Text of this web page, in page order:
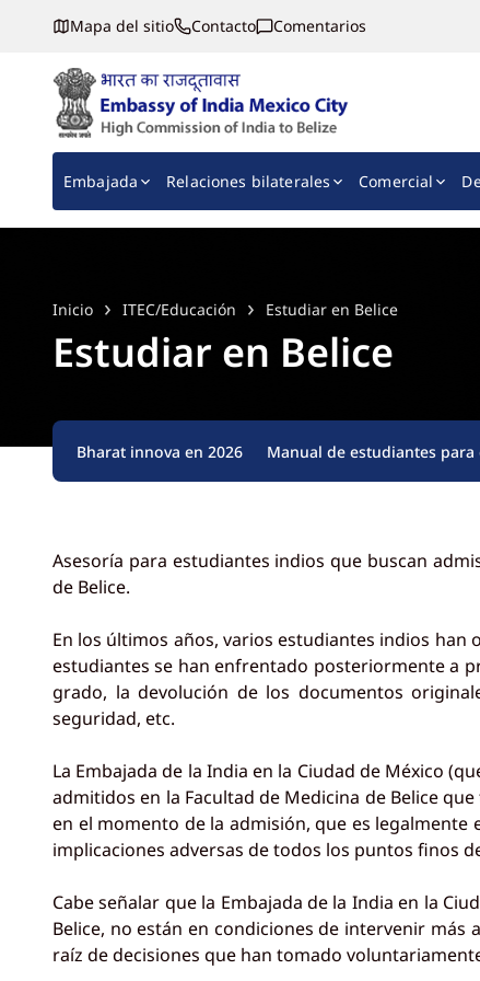
Mapa del sitio Contacto Comentarios
Embassy of India, Mexico
Main navigation
Embajada Relaciones bilaterales Comercial
Inicio ITEC/Educación Estudiar en Belice
Estudiar en Belice
Bharat innova en 2026 Manual de estudiantes
Asesoría para estudiantes indios que buscan
de Belice.
En los últimos años, varios estudiantes indios han
estudiantes se han enfrentado posteriormente a
grado, la devolución de los documentos
seguridad, etc.
La Embajada de la India en la Ciudad de México
admitidos en la Facultad de Medicina de Belice
en el momento de la admisión, que es
implicaciones adversas de todos los puntos finos
Cabe señalar que la Embajada de la India en la
Belice, no están en condiciones de intervenir
raíz de decisiones que han tomado